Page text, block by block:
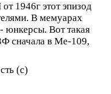
1946г этот эпизод
В мемуарах
юнкерсы. Вот такая
сначала в Ме-109,
(с)